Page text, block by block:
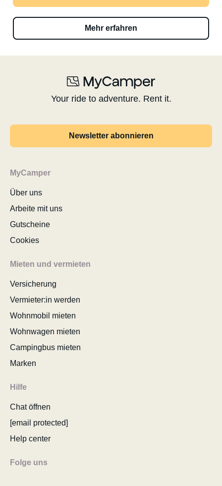
Mehr erfahren
Your ride to adventure. Rent it.
Newsletter abonnieren
MyCamper
Über uns
Arbeite mit uns
Gutscheine
Cookies
Mieten und vermieten
Versicherung
Vermieter:in werden
Wohnmobil mieten
Wohnwagen mieten
Campingbus mieten
Marken
Hilfe
Chat öffnen
[email protected]
Help center
Folge uns